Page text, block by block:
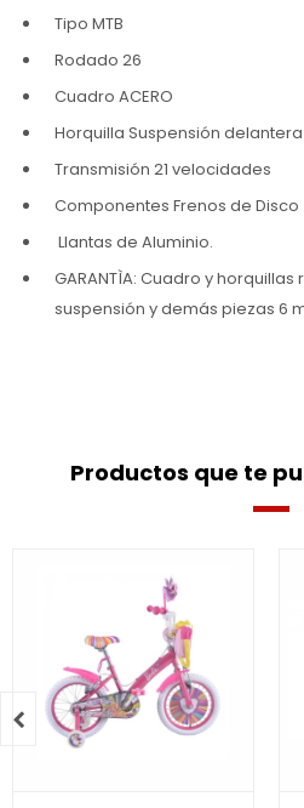
Tipo MTB
Rodado 26
Cuadro ACERO
Horquilla Suspensión delantera
Transmisión 21 velocidades
Componentes Frenos de Disco
Llantas de Aluminio.
GARANTÌA: Cuadro y
suspensión y demás piezas 6
Productos que te
